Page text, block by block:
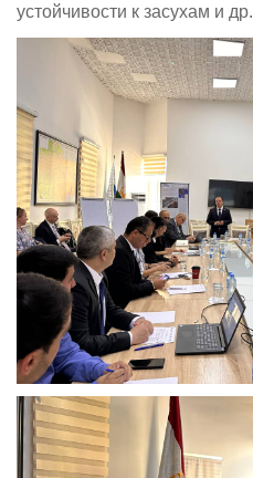
устойчивости к засухам и др.